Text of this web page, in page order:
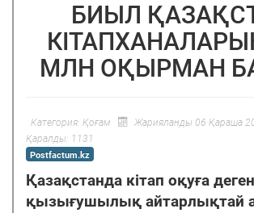
БИЫЛ
МЛН ОҚЫРМАН
Категория: Қоғам
Жарияланды 06 Қараша
Қаралды: 1131
Postfactum.kz
Қазақстанда кітап оқуға деген
қызығушылық айтарлықтай